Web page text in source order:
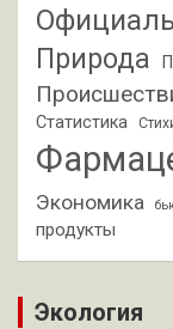
Природа
Статистика
Экономика
продукты
Экология